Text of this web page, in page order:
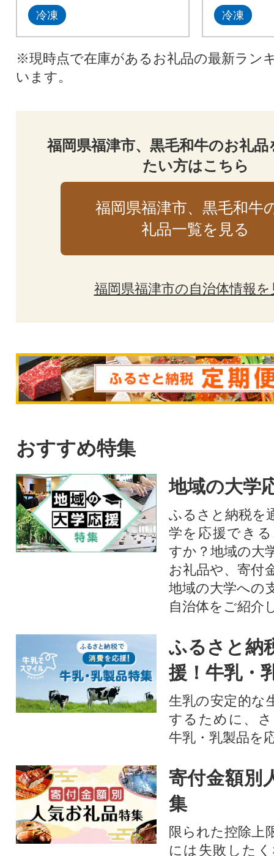
冷凍 冷凍
※現時点で在庫があるお礼品の最新ラン
います。
福岡県福津市、黒毛和牛のお礼
たい方はこちら
福岡県福津市、黒毛和牛
礼品一覧を見る
福岡県福津市の自治体情報を
おすすめ特集
地域の大学
ふるさと納税を
学を応援でき
すか？地域の大
お礼品や、寄付
地域の大学への
自治体をご紹介
ふるさと納
援！牛乳・
生乳の安定的な
するために、
牛乳・乳製品を
寄付金額別
集
限られた控除上
には失敗した